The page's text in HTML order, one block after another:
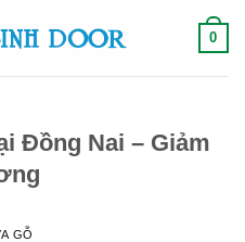
0
Đồng Nai – Giảm
GỖ